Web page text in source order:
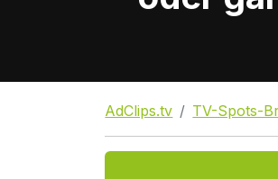
AdClips.tv TV-Spots-